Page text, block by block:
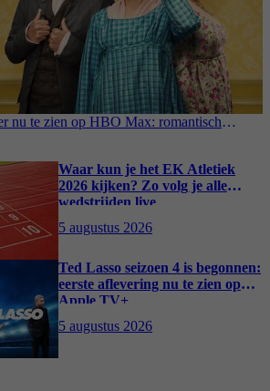
nu te zien op HBO Max: romantisch
Waar kun je het EK Atletiek
2026 kijken? Zo volg je alle
wedstrijden live
5 augustus 2026
Ted Lasso seizoen 4 is begonnen:
eerste aflevering nu te zien op
Apple TV+
5 augustus 2026